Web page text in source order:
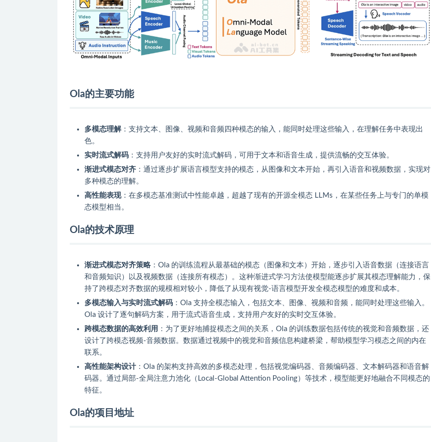
Ola的主要功能
多模态理解：支持文本、图像、视频和音频四种模态的输入，能同时处理这些输入，在理解任务中表现出
色。
实时流式解码 ：支持用户友好的实时流式解码，可用于文本和语音生成，提供流畅的交互体验。
渐进式模态对齐 ：通过逐步扩展语言模型支持的模态，从图像和文本开始，再引入语音和视频数据，实现对
多种模态的理解。
高性能表现：在多模态基准测试中性能卓越，超越了现有的开源全模态 LLMs，在某些任务上与专门的单模
态模型相当。
Ola的技术原理
渐进式模态对齐策略 ：Ola 的训练流程从最基础的模态（图像和文本）开始，逐步引入语音数据（连接语言
和音频知识）以及视频数据（连接所有模态）。这种渐进式学习方法使模型能逐步扩展其模态理解能力，保
持了跨模态对齐数据的规模相对较小，降低了从现有视觉-语言模型开发全模态模型的难度和成本。
多模态输入与实时流式解码 ：Ola 支持全模态输入，包括文本、图像、视频和音频，能同时处理这些输入。
Ola 设计了逐句解码方案，用于流式语音生成，支持用户友好的实时交互体验。
跨模态数据的高效利用 ：为了更好地捕捉模态之间的关系，Ola 的训练数据包括传统的视觉和音频数据，还
设计了跨模态视频-音频数据。数据通过视频中的视觉和音频信息构建桥梁，帮助模型学习模态之间的内在
联系。
高性能架构设计：Ola 的架构支持高效的多模态处理，包括视觉编码器、音频编码器、文本解码器和语音解
码器。通过局部-全局注意力池化（Local-Global Attention Pooling）等技术，模型能更好地融合不同模态的
特征。
Ola的项目地址